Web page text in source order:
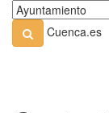
Cuenca.es